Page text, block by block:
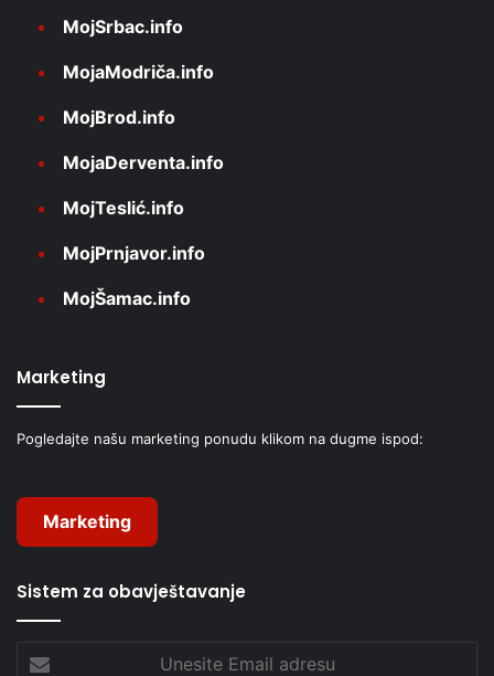
MojSrbac.info
MojaModriča.info
MojBrod.info
MojaDerventa.info
MojTeslić.info
MojPrnjavor.info
MojŠamac.info
Marketing
Pogledajte našu marketing ponudu klikom na dugme ispod:
Marketing
Sistem za obavještavanje